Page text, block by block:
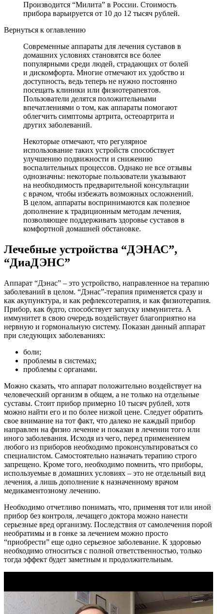
Производится “Милита” в России. Стоимость
прибора варьируется от 10 до 12 тысяч рублей.
Вернуться к оглавлению
Современные аппараты для лечения суставов в
домашних условиях становятся все более
популярными среди людей, страдающих от болей
и дискомфорта. Многие отмечают их удобство и
доступность, ведь теперь не нужно постоянно
посещать клиники или физиотерапевтов.
Пользователи делятся положительными
впечатлениями о том, как аппараты помогают
облегчить симптомы артрита, остеоартрита и
других заболеваний.
Некоторые отмечают, что регулярное
использование таких устройств способствует
улучшению подвижности и снижению
воспалительных процессов. Однако не все отзывы
однозначны: некоторые пользователи указывают
на необходимость предварительной консультации
с врачом, чтобы избежать возможных осложнений.
В целом, аппараты воспринимаются как полезное
дополнение к традиционным методам лечения,
позволяющее поддерживать здоровье суставов в
комфортной домашней обстановке.
Лечебные устройства “ДЭНАС”,
“ДиаДЭНС”
Аппарат “Дэнас” – это устройство, направленное на терапию
заболеваний в целом. “Дэнас”-терапия применяется сразу и
как акупунктура, и как рефлексотерапия, и как физиотерапия.
Прибор, как будто, способствует запуску иммунитета. А
иммунитет в свою очередь воздействует благоприятно на
нервную и гормональную систему. Показан данный аппарат
при следующих заболеваниях:
боли;
проблемы в системах;
проблемы с органами.
Можно сказать, что аппарат положительно воздействует на
человеческий организм в общем, а не только на отдельные
суставы. Стоит прибор примерно 10 тысяч рублей, хотя
можно найти его и по более низкой цене. Следует обратить
свое внимание на тот факт, что далеко не каждый прибор
направлен на физио лечение и показан в лечении того или
иного заболевания. Исходя из чего, перед применением
любого из приборов необходимо проконсультироваться со
специалистом. Самостоятельно назначать терапию строго
запрещено. Кроме того, необходимо помнить, что приборы,
используемые в домашних условиях – это не отдельный вид
лечения, а лишь дополнение к назначенному врачом
медикаментозному лечению.
Необходимо отчетливо понимать, что, применяя тот или иной
прибор без контроля, лечащего доктора можно нанести
серьезные вред организму. Последствия от самолечения порой
необратимы и в гонке за лечением можно просто
“приобрести” еще одно серьезное заболевание. К здоровью
необходимо относиться с полной ответственностью, только
тогда эффект будет заметным и продолжительным.